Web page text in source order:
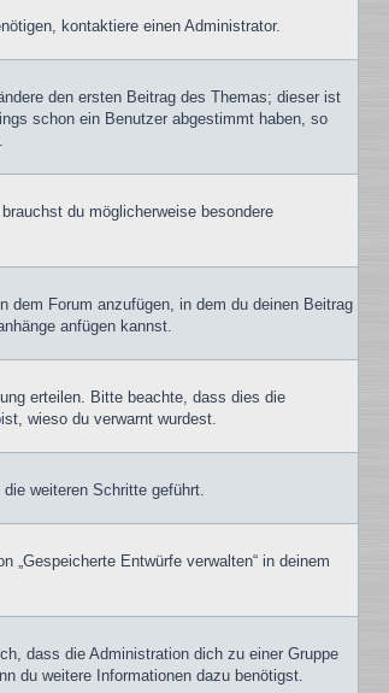
kontaktiere einen Administrator.
den ersten Beitrag des Themas; dieser ist
schon ein Benutzer abgestimmt haben, so
du möglicherweise besondere
dem Forum anzufügen, in dem du deinen Beitrag
anfügen kannst.
erteilen. Bitte beachte, dass dies die
wieso du verwarnt wurdest.
weiteren Schritte geführt.
Entwürfe verwalten“ in deinem
dass die Administration dich zu einer Gruppe
du weitere Informationen dazu benötigst.